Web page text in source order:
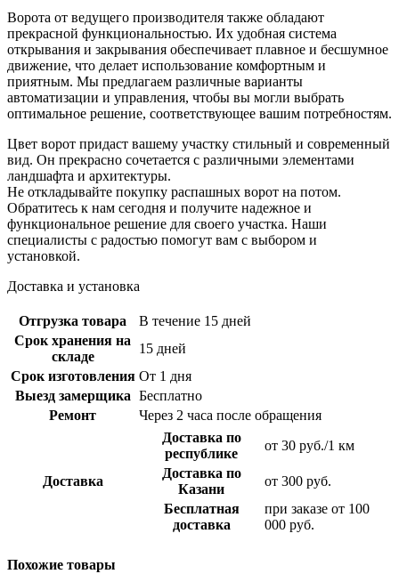
Ворота от ведущего производителя также обладают
прекрасной функциональностью. Их удобная система
открывания и закрывания обеспечивает плавное и бесшумное
движение, что делает использование комфортным и
приятным. Мы предлагаем различные варианты
автоматизации и управления, чтобы вы могли выбрать
оптимальное решение, соответствующее вашим потребностям.
Цвет ворот придаст вашему участку стильный и современный
вид. Он прекрасно сочетается с различными элементами
ландшафта и архитектуры.
Не откладывайте покупку распашных ворот на потом.
Обратитесь к нам сегодня и получите надежное и
функциональное решение для своего участка. Наши
специалисты с радостью помогут вам с выбором и
установкой.
Доставка и установка
Отгрузка товара
В течение 15 дней
Срок хранения на
складе
15 дней
Срок изготовления От 1 дня
Выезд замерщика Бесплатно
Ремонт
Через 2 часа после обращения
Доставка
Доставка по
республике
от 30 руб./1 км
Доставка по
Казани
от 300 руб.
Бесплатная
доставка
при заказе от 100
000 руб.
Похожие товары